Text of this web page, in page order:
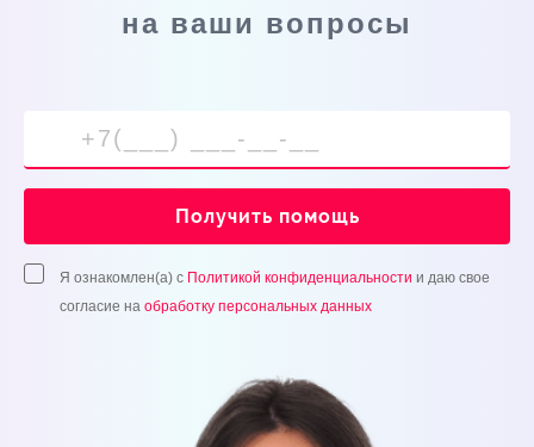
на ваши вопросы
Получить помощь
Я ознакомлен(а) с Политикой конфиденциальности и даю свое
согласие на обработку персональных данных